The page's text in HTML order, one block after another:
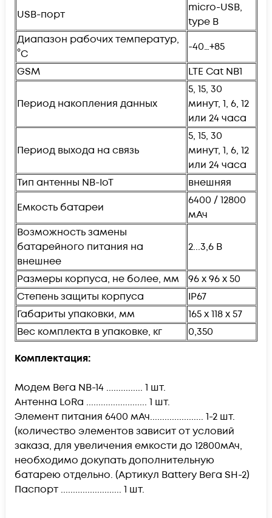
USB-порт
micro-USB,
type B
Диапазон рабочих температур,
°С
-40…+85
GSM
LTE Cat NB1
Период накопления данных
5, 15, 30
минут, 1, 6, 12
или 24 часа
Период выхода на связь
5, 15, 30
минут, 1, 6, 12
или 24 часа
Тип антенны NB-IoT
внешняя
Емкость батареи
6400 / 12800
мАч
Возможность замены
батарейного питания на
внешнее
2...3,6 В
Размеры корпуса, не более, мм
96 х 96 х 50
Степень защиты корпуса
IP67
Габариты упаковки, мм
165 х 118 х 57
Вес комплекта в упаковке, кг
0,350
Комплектация:
Модем Вега NB-14 ............... 1 шт.
Антенна LoRa ......................... 1 шт.
Элемент питания 6400 мАч...................... 1-2 шт.
(количество элементов зависит от условий
заказа, для увеличения емкости до 12800мАч,
необходимо докупать дополнительную
батарею отдельно. (Артикул Battery Вега SH-2)
Паспорт ......................... 1 шт.